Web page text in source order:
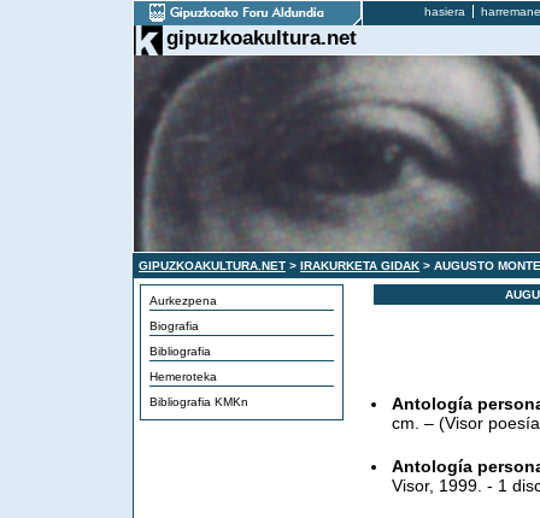
hasiera
gipuzkoakultura.net
GIPUZKOAKULTURA.NET > IRAKURKETA GIDAK > AUGUSTO
Aurkezpena
Biografia
Bibliografia
Hemeroteka
Bibliografia KMKn
Antología
cm. – (Visor
Antología
Visor, 1999. - 1